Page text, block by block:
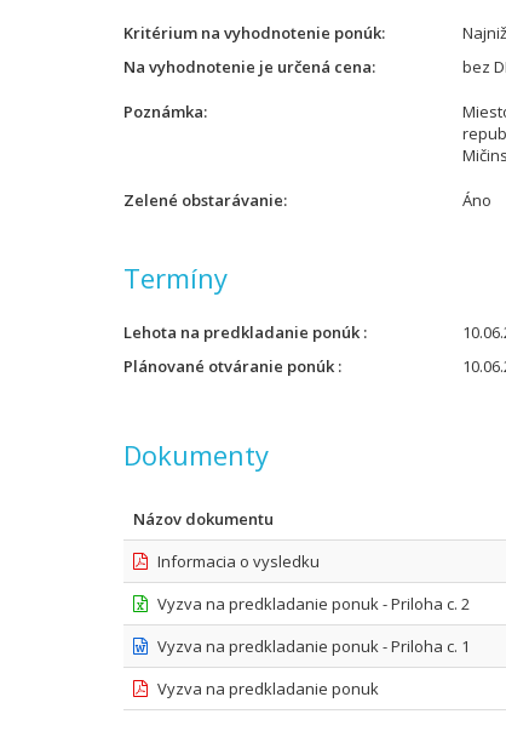
Kritérium na vyhodnotenie ponúk
Na vyhodnotenie je určená cena
bez
Poznámka
Zelené obstarávanie Áno
Termíny
Lehota na predkladanie ponúk
Plánované otváranie ponúk
Dokumenty
Názov dokumentu
Informacia o vysledku
Vyzva na predkladanie ponuk - Priloha c. 2
Vyzva na predkladanie ponuk - Priloha c. 1
Vyzva na predkladanie ponuk